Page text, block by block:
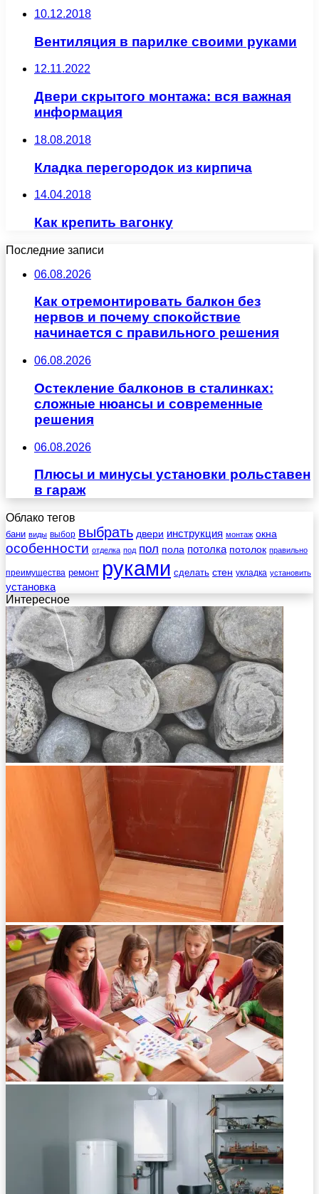
10.12.2018
Вентиляция в парилке своими руками
12.11.2022
Двери скрытого монтажа: вся важная
информация
18.08.2018
Кладка перегородок из кирпича
14.04.2018
Как крепить вагонку
Последние записи
06.08.2026
Как отремонтировать балкон без
нервов и почему спокойствие
начинается с правильного решения
06.08.2026
Остекление балконов в сталинках:
сложные нюансы и современные
решения
06.08.2026
Плюсы и минусы установки рольставен
в гараж
Облако тегов
бани виды выбор выбрать двери инструкция монтаж окна
особенности отделка под пол пола потолка потолок правильно
преимущества ремонт руками сделать стен укладка установить
установка
Интересное